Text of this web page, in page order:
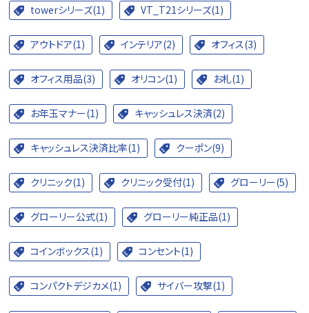
towerシリーズ(1) VT_T21シリーズ(1)
アウトドア(1) インテリア(2) オフィス(3)
オフィス用品(3) オリコン(1) お札(1)
お年玉マナー(1) キャッシュレス決済(2)
キャッシュレス決済比率(1) クーポン(9)
クリニック(1) クリニック受付(1) グローリー(5)
グローリー公式(1) グローリー純正品(1)
コインボックス(1) コンセント(1)
コンパクトデジカメ(1) サイバー攻撃(1)